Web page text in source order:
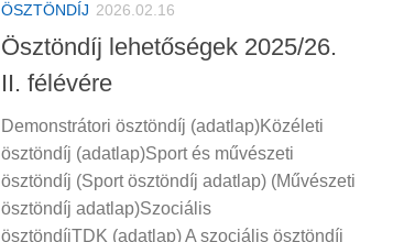
ÖSZTÖNDÍJ 2026.02.16
Ösztöndíj lehetőségek 2025/26.
II. félévére
Demonstrátori ösztöndíj (adatlap)Közéleti
ösztöndíj (adatlap)Sport és művészeti
ösztöndíj (Sport ösztöndíj adatlap) (Művészeti
ösztöndíj adatlap)Szociális
ösztöndíjTDK (adatlap) A szociális ösztöndíj